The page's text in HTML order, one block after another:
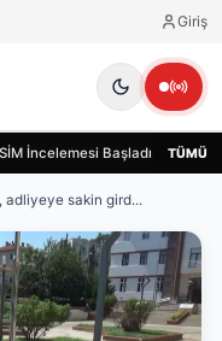
Giriş
İncelemesi Başladı TÜMÜ
adliyeye sakin gird...